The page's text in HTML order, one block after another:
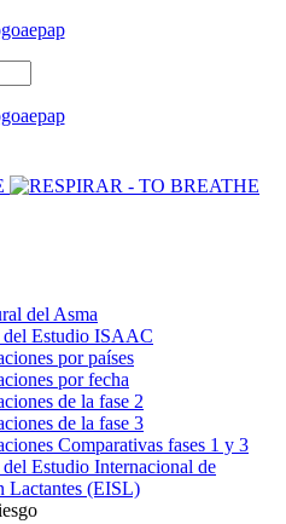
del Asma
del Estudio ISAAC
por países
por fecha
de la fase 2
de la fase 3
Comparativas fases 1 y 3
Estudio Internacional de
Lactantes (EISL)